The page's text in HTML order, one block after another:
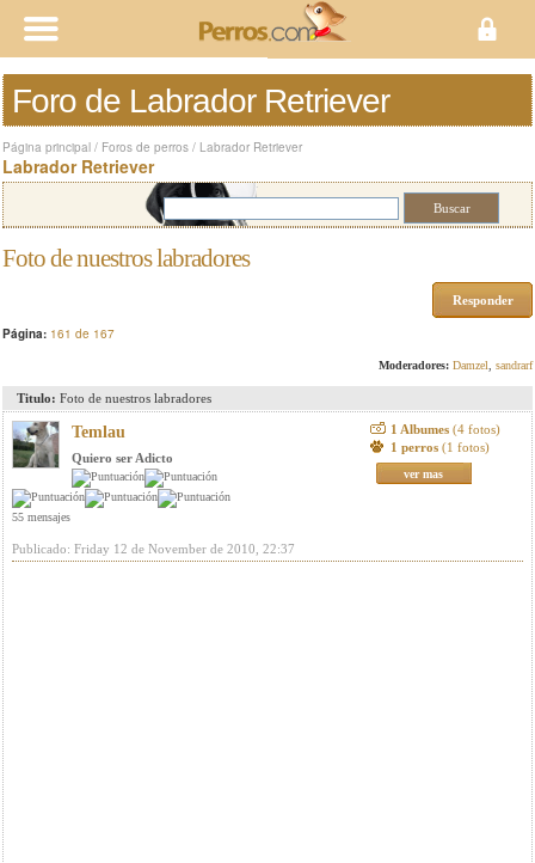
Foro de Labrador Retriever
Página principal / Foros de perros / Labrador Retriever
Labrador Retriever
Foto de nuestros labradores
Responder
Página: 161 de 167
Moderadores: Damzel sandrarf
Titulo: Foto de nuestros labradores
Temlau
Quiero ser Adicto
55 mensajes
1 Albumes (4 fotos)
1 perros (1 fotos)
ver mas
Publicado: Friday 12 de November de 2010, 22:37